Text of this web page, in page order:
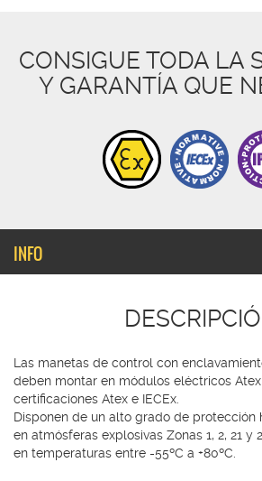
CONSIGUE TODA LA
Y GARANTÍA QUE
INFO
Las manetas de control con
deben montar en módulos eléctricos
certificaciones Atex e IECEx.
Disponen de un alto grado de protección
en atmósferas explosivas Zonas 1, 2, 21 y
en temperaturas entre -55ºC a +80ºC.